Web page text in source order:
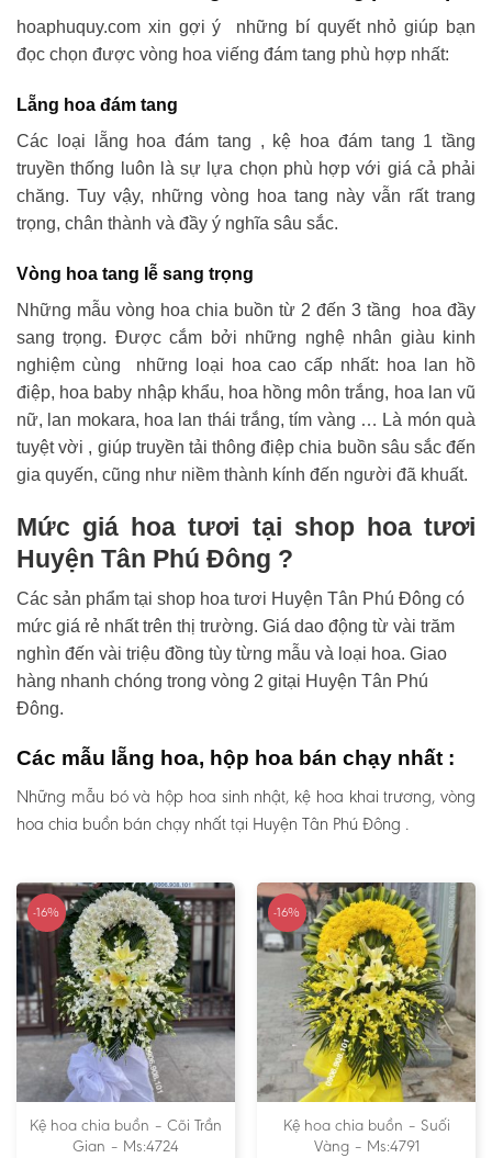
hoaphuquy.com xin gợi ý những bí quyết nhỏ giúp bạn
đọc chọn được vòng hoa viếng đám tang phù hợp nhất:
Lẵng hoa đám tang
Các loại lẵng hoa đám tang , kệ hoa đám tang 1 tầng
truyền thống luôn là sự lựa chọn phù hợp với giá cả phải
chăng. Tuy vậy, những vòng hoa tang này vẫn rất trang
trọng, chân thành và đầy ý nghĩa sâu sắc.
Vòng hoa tang lễ sang trọng
Những mẫu vòng hoa chia buồn từ 2 đến 3 tầng hoa đầy
sang trọng. Được cắm bởi những nghệ nhân giàu kinh
nghiệm cùng những loại hoa cao cấp nhất: hoa lan hồ
điệp, hoa baby nhập khẩu, hoa hồng môn trắng, hoa lan vũ
nữ, lan mokara, hoa lan thái trắng, tím vàng … Là món quà
tuyệt vời , giúp truyền tải thông điệp chia buồn sâu sắc đến
gia quyến, cũng như niềm thành kính đến người đã khuất.
Mức giá hoa tươi tại shop hoa tươi
Huyện Tân Phú Đông ?
Các sản phẩm tại shop hoa tươi Huyện Tân Phú Đông có
mức giá rẻ nhất trên thị trường. Giá dao động từ vài trăm
nghìn đến vài triệu đồng tùy từng mẫu và loại hoa. Giao
hàng nhanh chóng trong vòng 2 gitại Huyện Tân Phú
Đông.
Các mẫu lẵng hoa, hộp hoa bán chạy nhất :
Những mẫu bó và hộp hoa sinh nhật, kệ hoa khai trương, vòng
hoa chia buồn bán chạy nhất tại Huyện Tân Phú Đông .
-16%
Kệ hoa chia buồn – Cõi Trần
Gian – Ms:4724
-16%
Kệ hoa chia buồn – Suối
Vàng – Ms:4791